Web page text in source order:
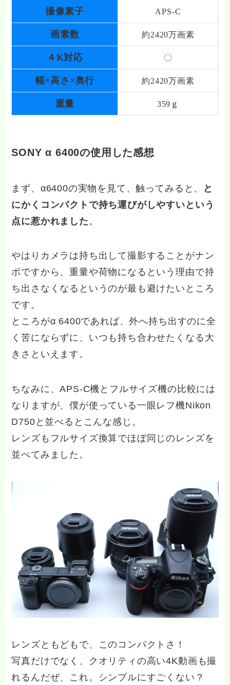
撮像素子 APS-C
画素数 約2420万画素
４K対応 〇
幅×高さ×奥行 約2420万画素
重量 359ｇ
SONY α 6400の使用した感想
まず、α6400の実物を見て、触ってみると、
と
にかくコンパクトで持ち運びがしやすいという
点に惹かれました 。
やはりカメラは持ち出して撮影することがナン
ボですから、重量や荷物になるという理由で持
ち出さなくなるというのが最も避けたいところ
です。
ところがα 6400であれば、外へ持ち出すのに全
く苦にならずに、いつも持ち合わせたくなる大
きさといえます。
ちなみに、APS-C機とフルサイズ機の比較には
なりますが、僕が使っている一眼レフ機Nikon
D750と並べるとこんな感じ。
レンズもフルサイズ換算でほぼ同じのレンズを
並べてみました。
レンズともどもで、このコンパクトさ！
写真だけでなく、クオリティの高い4K動画も撮
れるんだぜ、これ。シンプルにすごくない？